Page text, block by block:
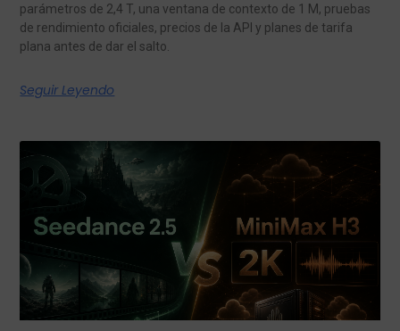
parámetros de 2,4 T, una ventana de contexto de 1 M, pruebas
de rendimiento oficiales, precios de la API y planes de tarifa
plana antes de dar el salto.
Seguir Leyendo